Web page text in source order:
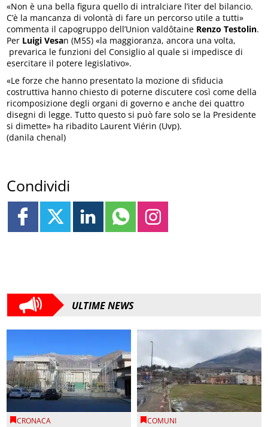
«Non è una bella figura quello di intralciare l’iter del bilancio.
C’è la mancanza di volontà di fare un percorso utile a tutti»
commenta il capogruppo dell’Union valdôtaine Renzo Testolin.
Per Luigi Vesan (M5S) «la maggioranza, ancora una volta,
prevarica le funzioni del Consiglio al quale si impedisce di
esercitare il potere legislativo».
«Le forze che hanno presentato la mozione di sfiducia
costruttiva hanno chiesto di poterne discutere così come della
ricomposizione degli organi di governo e anche dei quattro
disegni di legge. Tutto questo si può fare solo se la Presidente
si dimette» ha ribadito Laurent Viérin (Uvp).
(danila chenal)
Condividi
ULTIME NEWS
CRONACA COMUNI